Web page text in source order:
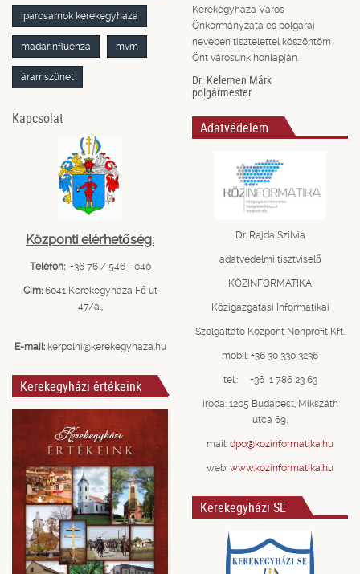
iparcsarnok kerekegyháza
madárinfluenza mvm
áramszünet
Kapcsolat
Központi elérhetőség:
Telefon: +36 76 / 546 - 040
Cím: 6041 Kerekegyháza Fő út
47/a.,
E-mail: kerpolhi@kerekegyhaza.hu
Kerekegyházi értékeink
Kerekegyháza Város
Önkormányzata és polgárai
nevében tisztelettel köszöntöm
Önt városunk honlapján.
Dr. Kelemen Márk
polgármester
Adatvédelem
Dr. Rajda Szilvia
adatvédelmi tisztviselő
KÖZINFORMATIKA
Közigazgatási Informatikai
Szolgáltató Központ Nonprofit Kft.
mobil: +36 30 330 3236
tel.: +36 1 786 23 63
iroda: 1205 Budapest, Mikszáth
utca 69.
mail: dpo@kozinformatika.hu
web: www.kozinformatika.hu
Kerekegyházi SE